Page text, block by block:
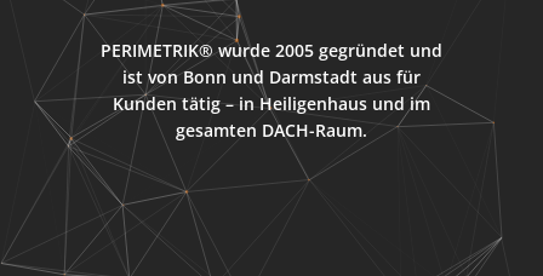
PERIMETRIK® wurde 2005 gegründet und
ist von Bonn und Darmstadt aus für
Kunden tätig – in Heiligenhaus und im
gesamten DACH-Raum.